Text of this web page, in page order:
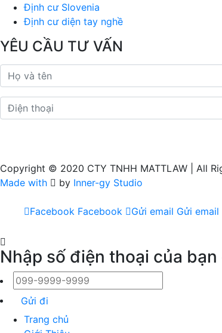
Định cư Slovenia
Định cư diện tay nghề
YÊU CẦU TƯ VẤN
Copyright © 2020 CTY TNHH MATTLAW | All
Made with
by Inner-gy Studio
Facebook Facebook Gửi email Gửi email
Nhập số điện thoại của
Gửi đi
Trang chủ